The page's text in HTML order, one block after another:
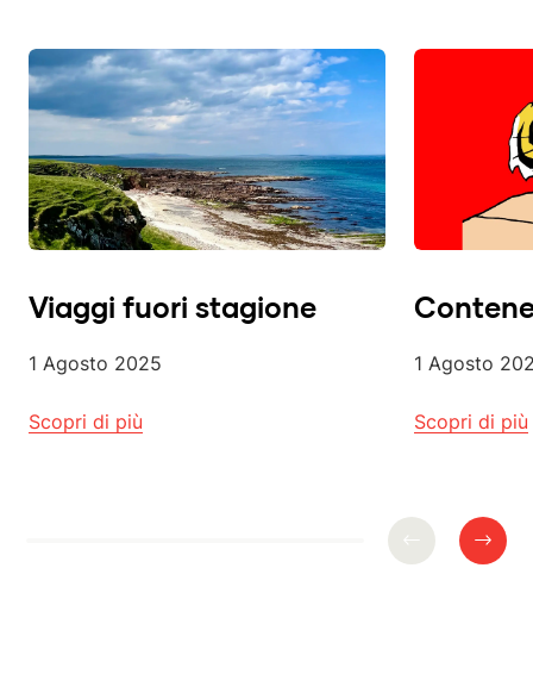
Viaggi fuori stagione
1 Agosto 2025
Scopri di più
1 Agosto
Scopri di più